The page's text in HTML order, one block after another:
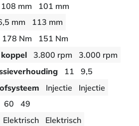
108 mm
101 mm
mm
113 mm
178 Nm
151 Nm
3.800 rpm
3.000 rpm
11
9,5
Injectie
Injectie
60
49
Elektrisch
Elektrisch